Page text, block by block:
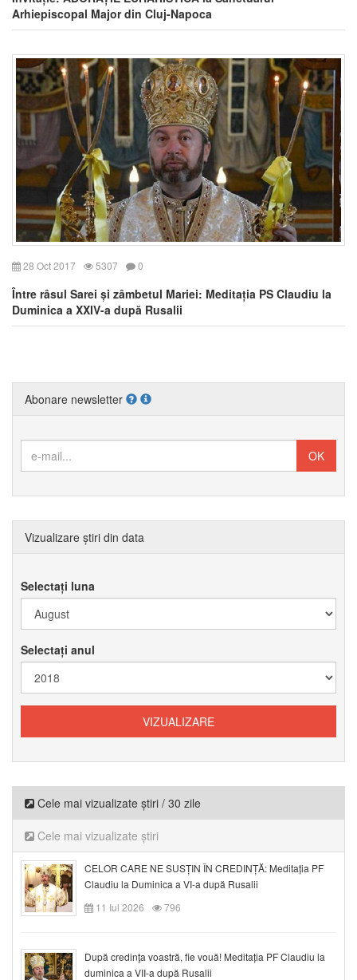
Arhiepiscopal Major din Cluj-Napoca
28 Oct 2017 5307 0
Între râsul Sarei și zâmbetul Mariei: Meditația PS Claudiu la
Duminica a XXIV-a după Rusalii
Abonare newsletter
Vizualizare știri din data
Selectați luna
Selectați anul
Cele mai vizualizate știri / 30 zile
Cele mai vizualizate știri
CELOR CARE NE SUSȚIN ÎN CREDINȚĂ: Meditația PF
Claudiu la Duminica a VI-a după Rusalii
11 Iul 2026
796
După credinţa voastră, fie vouă! Meditația PF Claudiu la
duminica a VII-a după Rusalii